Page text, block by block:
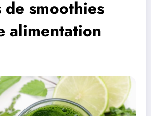
de smoothies
alimentation